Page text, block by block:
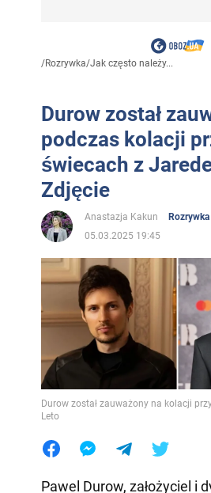
/Rozrywka/Jak często należy...
Durow został
podczas kolacji
świecach z
Zdjęcie
Anastazja Kakun
Rozrywka
05.03.2025 19:45
Durow został zauważony na kolacji
Leto
Pawel Durow, założyciel i